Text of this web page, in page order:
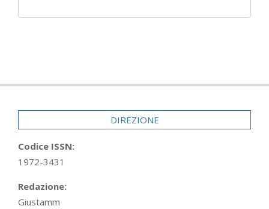
05-
DIREZIONE
Codice ISSN:
1972-3431
Redazione:
Giustamm